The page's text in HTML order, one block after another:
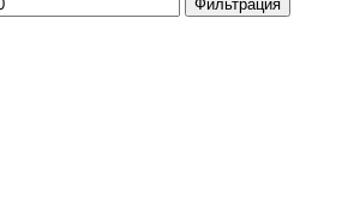
Фильтрация